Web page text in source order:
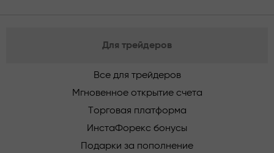
Для трейдеров
Все для трейдеров
Мгновенное открытие счета
Торговая платформа
ИнстаФорекс бонусы
Подарки за пополнение